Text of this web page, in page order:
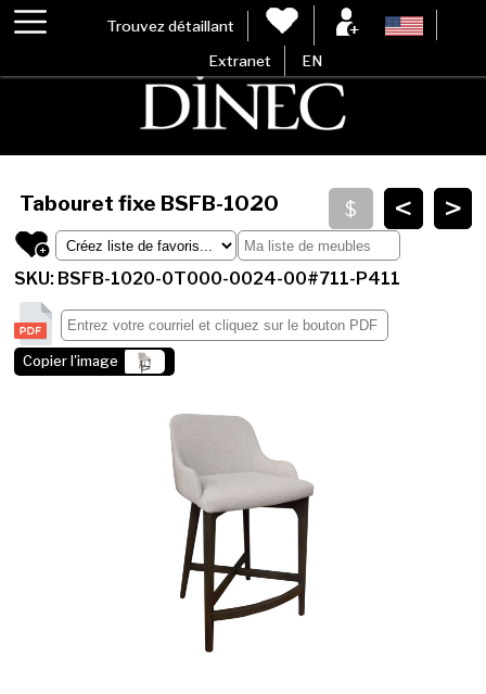
Trouvez détaillant
Extranet EN
>
<
Tabouret fixe BSFB-1020
SKU: BSFB-1020-0T000-0024-00#711-P411
Copier l'image